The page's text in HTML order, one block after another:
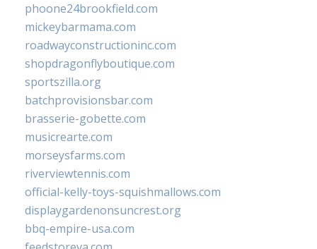
phoone24brookfield.com
mickeybarmama.com
roadwayconstructioninc.com
shopdragonflyboutique.com
sportszilla.org
batchprovisionsbar.com
brasserie-gobette.com
musicrearte.com
morseysfarms.com
riverviewtennis.com
official-kelly-toys-squishmallows.com
displaygardenonsuncrest.org
bbq-empire-usa.com